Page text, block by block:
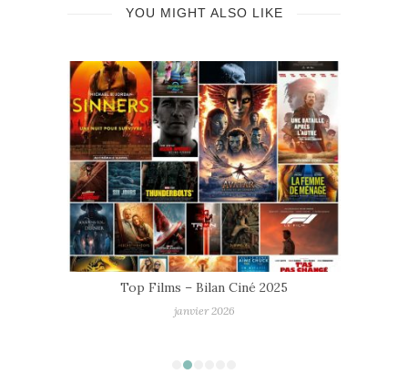
YOU MIGHT ALSO LIKE
Top Films – Bilan Ciné 2025
janvier 2026